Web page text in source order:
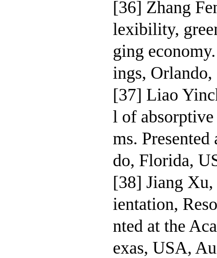
[36] Zhang
lexibility,
ging
ings,
[37] Liao
l of
ms.
do, Florida,
[38] Jiang Xu,
ientation,
nted at the
exas, USA,